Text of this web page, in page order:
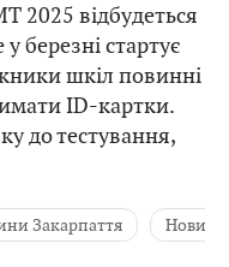
2025 відбудеться
березні стартує
шкіл повинні
ID-картки.
до тестування,
Закарпаття Новини